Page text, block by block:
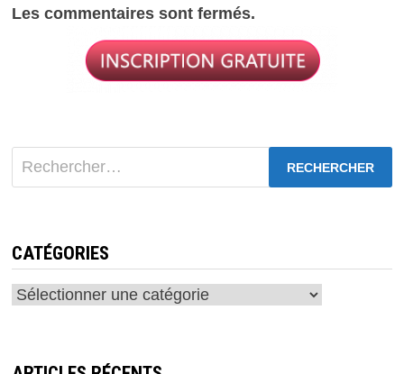
Les commentaires sont fermés.
Rechercher :
CATÉGORIES
Catégories